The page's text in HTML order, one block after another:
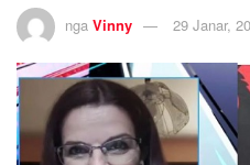
nga Vinny 29 Janar,